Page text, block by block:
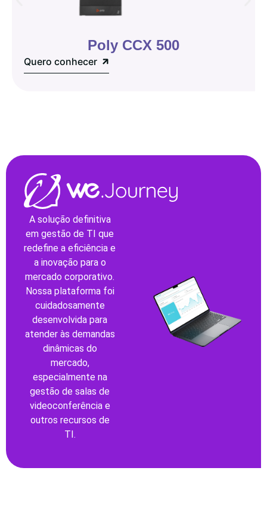
Poly CCX 500
Quero conhecer
A solução definitiva
em gestão de TI que
redefine a eficiência e
a inovação para o
mercado corporativo.
Nossa plataforma foi
cuidadosamente
desenvolvida para
atender às demandas
dinâmicas do
mercado,
especialmente na
gestão de salas de
videoconferência e
outros recursos de
TI.